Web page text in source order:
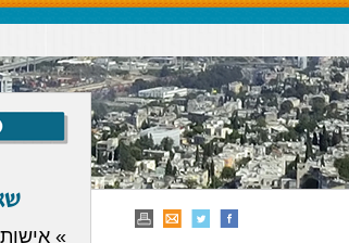
» אישות